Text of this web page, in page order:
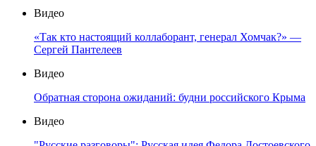
Видео
«Так кто настоящий коллаборант, генерал Хомчак?» —
Сергей Пантелеев
Видео
Обратная сторона ожиданий: будни российского Крыма
Видео